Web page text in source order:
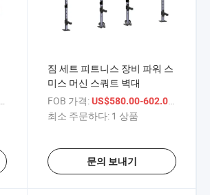
짐 세트 피트니스 장비 파워 스
미스 머신 스쿼트 벽대
FOB 가격: US$580.00-602.00
최소 주문하다: 1 상품
문의 보내기